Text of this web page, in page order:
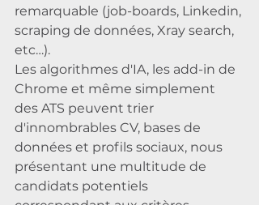
remarquable (job-boards, Linkedin,
scraping de données, Xray search,
etc…).
Les algorithmes d'IA, les add-in de
Chrome et même simplement
des ATS peuvent trier
d'innombrables CV, bases de
données et profils sociaux, nous
présentant une multitude de
candidats potentiels